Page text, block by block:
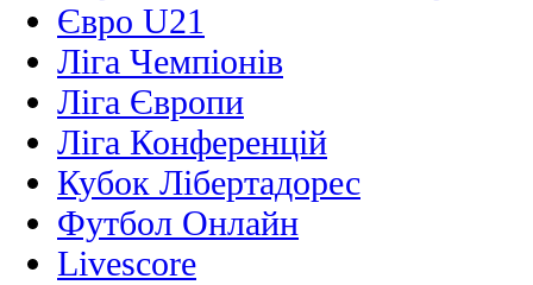
Євро U21
Ліга Чемпіонів
Ліга Європи
Ліга Конференцій
Кубок Лібертадорес
Футбол Онлайн
Livescore